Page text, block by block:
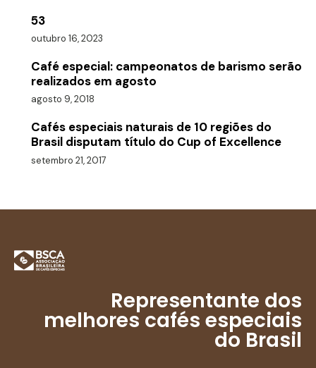
53
outubro 16, 2023
Café especial: campeonatos de barismo serão
realizados em agosto
agosto 9, 2018
Cafés especiais naturais de 10 regiões do
Brasil disputam título do Cup of Excellence
setembro 21, 2017
Representante dos
melhores cafés especiais
do Brasil